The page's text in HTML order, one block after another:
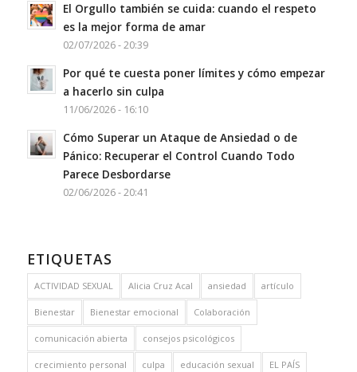
El Orgullo también se cuida: cuando el respeto
es la mejor forma de amar
02/07/2026 - 20:39
Por qué te cuesta poner límites y cómo empezar
a hacerlo sin culpa
11/06/2026 - 16:10
Cómo Superar un Ataque de Ansiedad o de
Pánico: Recuperar el Control Cuando Todo
Parece Desbordarse
02/06/2026 - 20:41
ETIQUETAS
ACTIVIDAD SEXUAL Alicia Cruz Acal ansiedad artículo
Bienestar Bienestar emocional Colaboración
comunicación abierta consejos psicológicos
crecimiento personal culpa educación sexual EL PAÍS